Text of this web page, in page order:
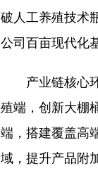
破人工养殖技术
公司百亩现代化
产业链核心
殖端，创新大棚
端，搭建覆盖高
域，提升产品附